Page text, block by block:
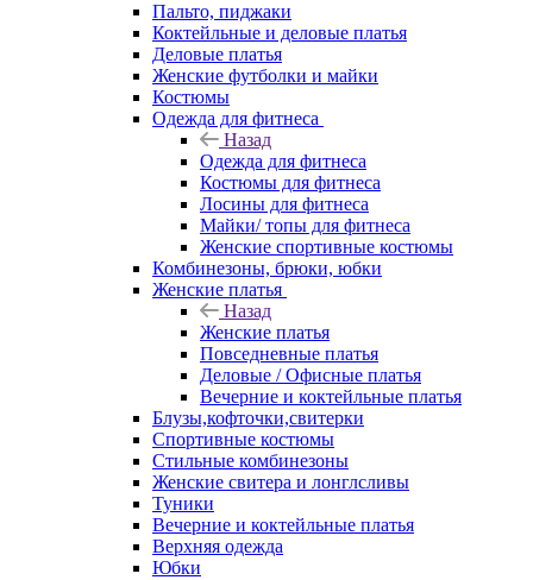
Пальто, пиджаки
Коктейльные и деловые платья
Деловые платья
Женские футболки и майки
Костюмы
Одежда для фитнеса
Назад
Одежда для фитнеса
Костюмы для фитнеса
Лосины для фитнеса
Майки/ топы для фитнеса
Женские спортивные костюмы
Комбинезоны, брюки, юбки
Женские платья
Назад
Женские платья
Повседневные платья
Деловые / Офисные платья
Вечерние и коктейльные платья
Блузы,кофточки,свитерки
Спортивные костюмы
Стильные комбинезоны
Женские свитера и лонглсливы
Туники
Вечерние и коктейльные платья
Верхняя одежда
Юбки